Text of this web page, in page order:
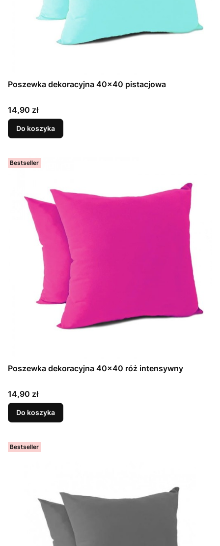
Poszewka dekoracyjna 40x40 pistacjowa
Cena
14,90 zł
Do koszyka
Bestseller
Poszewka dekoracyjna 40x40 róż intensywny
Cena
14,90 zł
Do koszyka
Bestseller